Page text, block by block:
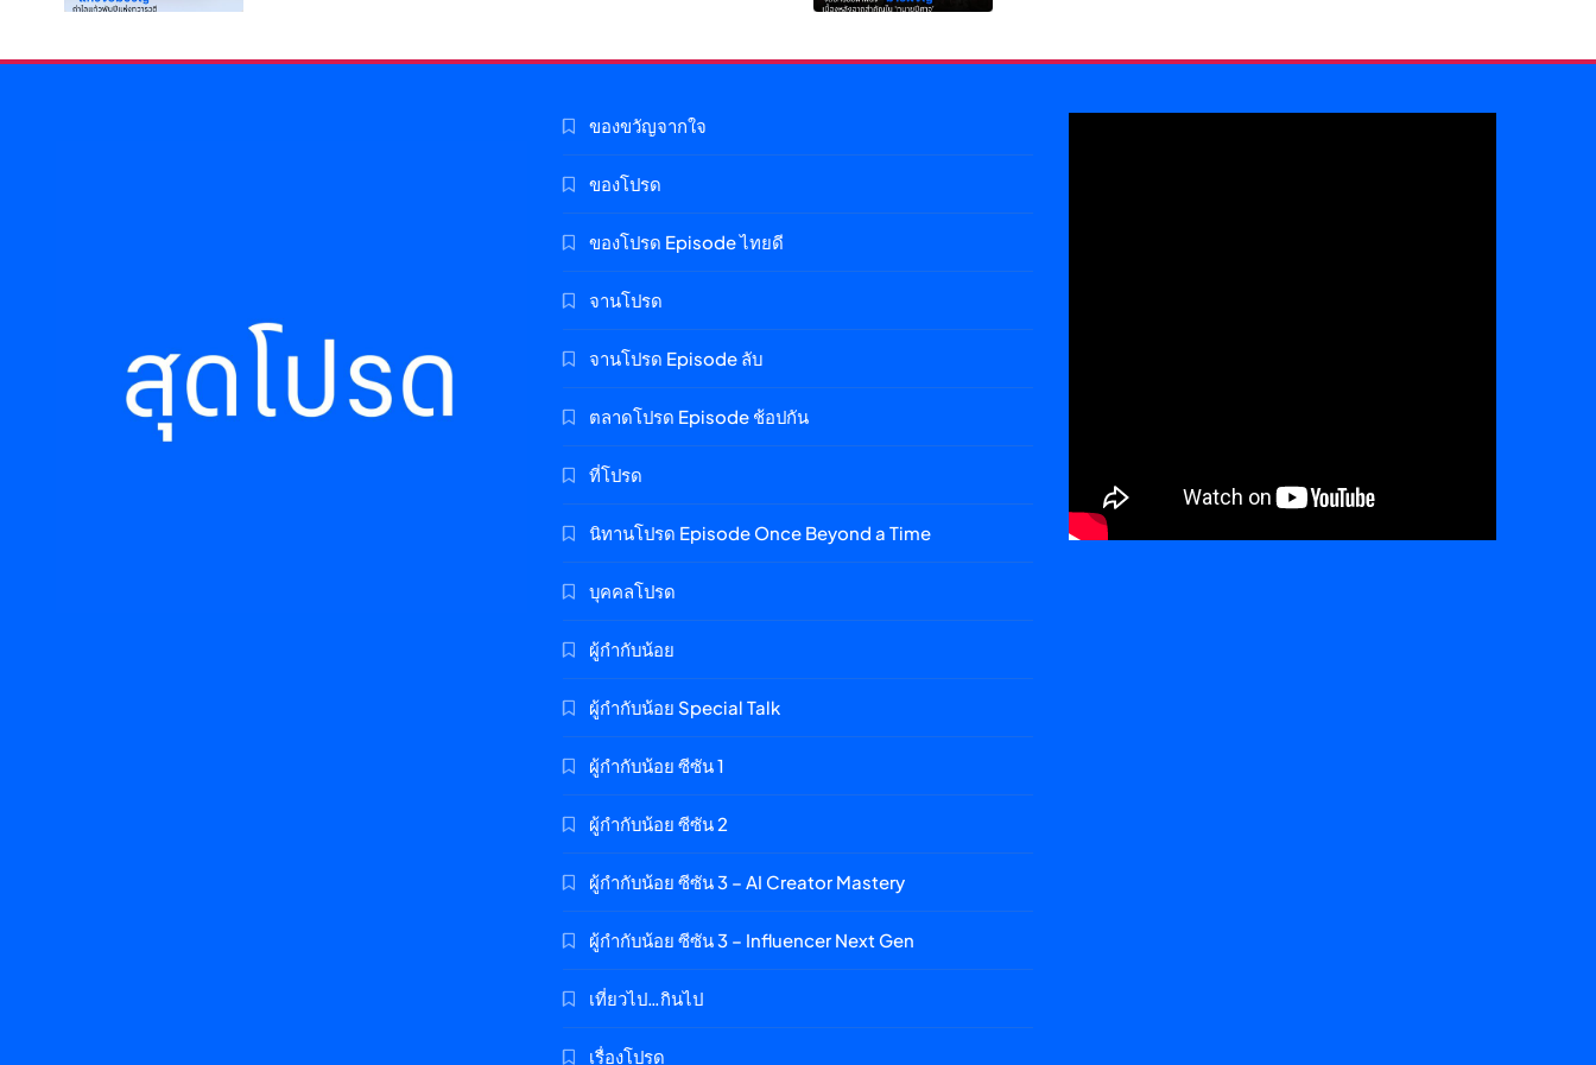
ของขวัญจากใจ
ของโปรด
ของโปรด Episode ไทยดี
จานโปรด
จานโปรด Episode ลับ
ตลาดโปรด Episode ช้อปกัน
ที่โปรด
นิทานโปรด Episode Once Beyond a Time
บุคคลโปรด
ผู้กำกับน้อย
ผู้กำกับน้อย Special Talk
ผู้กำกับน้อย ซีซัน 1
ผู้กำกับน้อย ซีซัน 2
ผู้กำกับน้อย ซีซัน 3 – AI Creator Mastery
ผู้กำกับน้อย ซีซัน 3 – Influencer Next Gen
เที่ยวไป…กินไป
เรื่องโปรด